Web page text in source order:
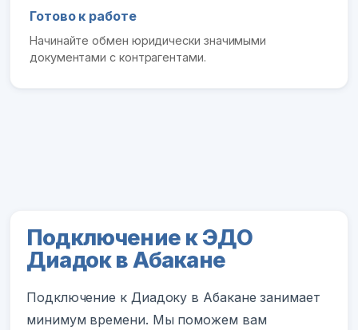
Готово к работе
Начинайте обмен юридически значимыми
документами с контрагентами.
Подключение к ЭДО
Диадок в Абакане
Подключение к Диадоку в Абакане занимает
минимум времени. Мы поможем вам